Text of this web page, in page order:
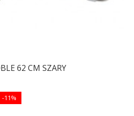
62 CM SZARY
-11%